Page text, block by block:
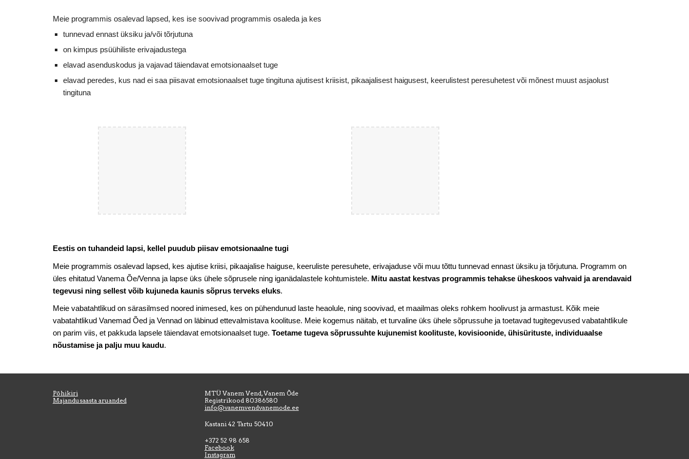
Meie programmis osalevad lapsed, kes ise soovivad programmis osaleda ja kes
tunnevad ennast üksiku ja/või tõrjutuna
on kimpus psüühiliste erivajadustega
elavad asenduskodus ja vajavad täiendavat emotsionaalset tuge
elavad peredes, kus nad ei saa piisavat emotsionaalset tuge tingituna ajutisest kriisist, pikaajalisest haigusest, keerulistest peresuhetest või mõnest muust asjaolust
tingituna
Eestis on tuhandeid lapsi, kellel puudub piisav emotsionaalne tugi
Meie programmis osalevad lapsed, kes ajutise kriisi, pikaajalise haiguse, keeruliste peresuhete, erivajaduse või muu tõttu tunnevad ennast üksiku ja tõrjutuna. Programm on
üles ehitatud Vanema Õe/Venna ja lapse üks ühele sõprusele ning iganädalastele kohtumistele. Mitu aastat kestvas programmis tehakse üheskoos vahvaid ja arendavaid
tegevusi ning sellest võib kujuneda kaunis sõprus terveks eluks.
Meie vabatahtlikud on särasilmsed noored inimesed, kes on pühendunud laste heaolule, ning soovivad, et maailmas oleks rohkem hoolivust ja armastust. Kõik meie
vabatahtlikud Vanemad Õed ja Vennad on läbinud ettevalmistava koolituse. Meie kogemus näitab, et turvaline üks ühele sõprussuhe ja toetavad tugitegevused vabatahtlikule
on parim viis, et pakkuda lapsele täiendavat emotsionaalset tuge. Toetame tugeva sõprussuhte kujunemist koolituste, kovisioonide, ühisürituste, individuaalse
nõustamise ja palju muu kaudu.
Põhikiri
Majandusaasta aruanded
MTÜ Vanem Vend, Vanem Õde
Registrikood 80386580
info@vanemvendvanemode.ee
Kastani 42 Tartu 50410
+372 52 98 658
Facebook
Instagram